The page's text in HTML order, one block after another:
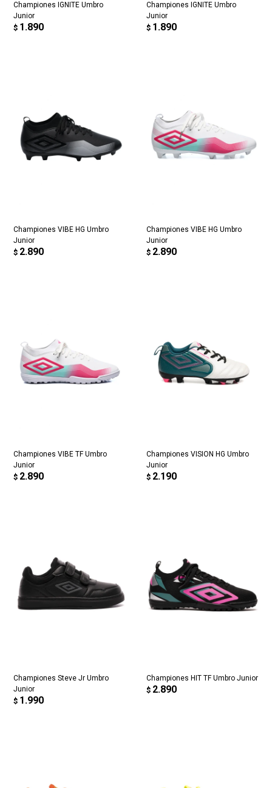
Championes IGNITE Umbro
Junior
$ 1.890
Championes IGNITE Umbro
Junior
$ 1.890
Championes VIBE HG Umbro
Junior
$ 2.890
Championes VIBE HG Umbro
Junior
$ 2.890
Championes VIBE TF Umbro
Junior
$ 2.890
Championes VISION HG Umbro
Junior
$ 2.190
Championes Steve Jr Umbro
Junior
$ 1.990
Championes HIT TF Umbro Junior
$ 2.890